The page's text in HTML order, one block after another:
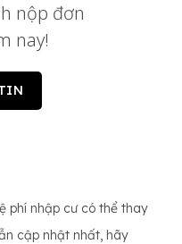
nộp đơn
nay!
phí nhập cư có thể thay
cập nhật nhất, hãy